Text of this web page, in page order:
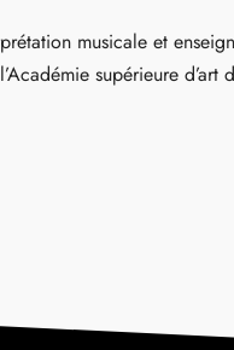
musicale et
supérieure d’art